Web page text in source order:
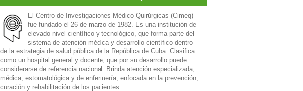
El Centro de Investigaciones Médico Quirúrgicas (Cimeq)
fue fundado el 26 de marzo de 1982. Es una institución de
elevado nivel científico y tecnológico, que forma parte del
sistema de atención médica y desarrollo científico dentro
de la estrategia de salud pública de la República de Cuba. Clasifica
como un hospital general y docente, que por su desarrollo puede
considerarse de referencia nacional. Brinda atención especializada,
médica, estomatológica y de enfermería, enfocada en la prevención,
curación y rehabilitación de los pacientes.